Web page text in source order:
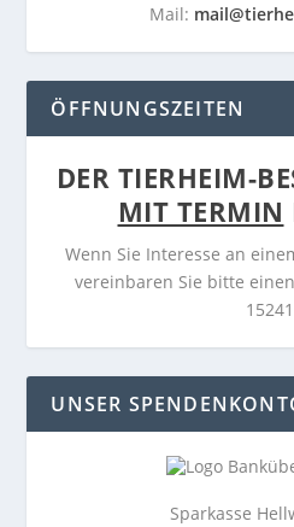
Mail:
ÖFFNUNGSZEITEN
DER TIERHEIM-
MIT TERMIN
Wenn Sie Interesse an
vereinbaren Sie bitte
15241
UNSER
Sparkasse